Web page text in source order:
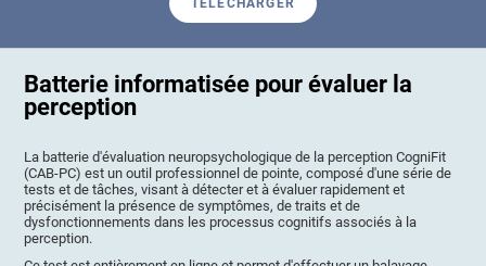
TÉLÉCHARGER
Batterie informatisée pour évaluer la
perception
La batterie d'évaluation neuropsychologique de la perception CogniFit
(CAB-PC) est un outil professionnel de pointe, composé d'une série de
tests et de tâches, visant à détecter et à évaluer rapidement et
précisément la présence de symptômes, de traits et de
dysfonctionnements dans les processus cognitifs associés à la
perception.